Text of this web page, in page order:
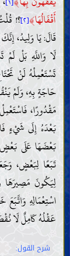
أَقْفَالُهَا﴾[٢] ؟!
قَالَ: يَا وَلِيدُ،
لَا وَاللَّهِ بَلْ
تَسْتَعْمِلْهُ لَنْ
حَاجَةٍ بِهِ، وَلَمْ
مَقْدُورًا،
بَعْدَهُ إِلَى شَيْءٍ
بَعْضَهَا عَلَى
تَبَعًا لِبَعْضٍ،
لِيَكُونَ مَصِيرَهَا
اسْتِعْمَالِهِ
عَقْلُهُ كَامِلٌ لَا
شرح القول: